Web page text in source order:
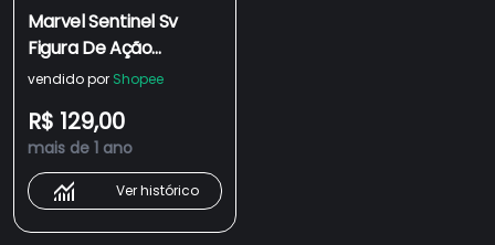
Marvel Sentinel Sv
Figura De Ação
Homem-Aranha Miles
Verso Peter Anime
Brinquedos
vendido por Shopee
R$ 129,00
mais de 1 ano
Ver histórico